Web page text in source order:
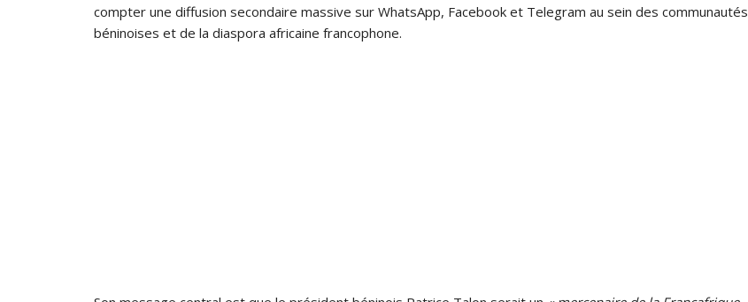
compter une diffusion secondaire massive sur WhatsApp, Facebook et Telegram au sein des communautés
béninoises et de la diaspora africaine francophone.